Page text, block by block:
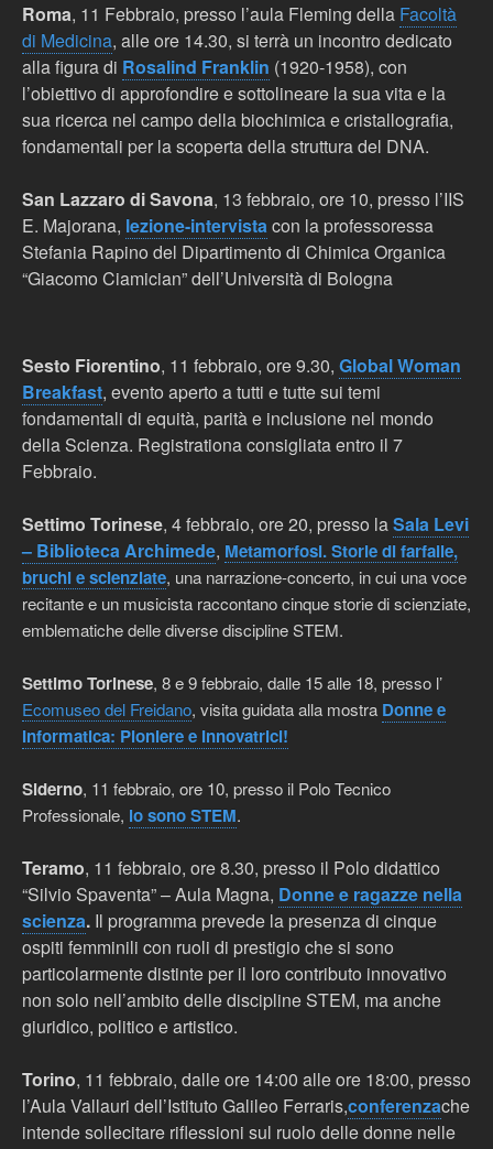
Roma, 11 Febbraio, presso l’aula Fleming della Facoltà
di Medicina, alle ore 14.30, si terrà un incontro dedicato
alla figura di Rosalind Franklin (1920-1958), con
l’obiettivo di approfondire e sottolineare la sua vita e la
sua ricerca nel campo della biochimica e cristallografia,
fondamentali per la scoperta della struttura del DNA.
San Lazzaro di Savona, 13 febbraio, ore 10, presso l’IIS
E. Majorana, lezione-intervistacon la professoressa
Stefania Rapino del Dipartimento di Chimica Organica
“Giacomo Ciamician” dell’Università di Bologna
Sesto Fiorentino, 11 febbraio, ore 9.30, Global Woman
Breakfast, evento aperto a tutti e tutte sui temi
fondamentali di equità, parità e inclusione nel mondo
della Scienza. Registrationa consigliata entro il 7
Febbraio.
Settimo Torinese, 4 febbraio, ore 20, presso laSala Levi
– Biblioteca Archimede, Metamorfosi. Storie di farfalle,
bruchi e scienziate, una narrazione-concerto, in cui una voce
recitante e un musicista raccontano cinque storie di scienziate,
emblematiche delle diverse discipline STEM.
Settimo Torinese, 8 e 9 febbraio, dalle 15 alle 18, presso l’
Ecomuseo del Freidano, visita guidata alla mostra Donne e
Informatica: Pioniere e Innovatrici!
Siderno, 11 febbraio, ore 10, presso il Polo Tecnico
Professionale, lo sono STEM.
Teramo, 11 febbraio, ore 8.30, presso il Polo didattico
“Silvio Spaventa” – Aula Magna, Donne e ragazze nella
scienza. Il programma prevede la presenza di cinque
ospiti femminili con ruoli di prestigio che si sono
particolarmente distinte per il loro contributo innovativo
non solo nell’ambito delle discipline STEM, ma anche
giuridico, politico e artistico.
Torino, 11 febbraio, dalle ore 14:00 alle ore 18:00, presso
l’Aula Vallauri dell’Istituto Galileo Ferraris,conferenzache
intende sollecitare riflessioni sul ruolo delle donne nelle